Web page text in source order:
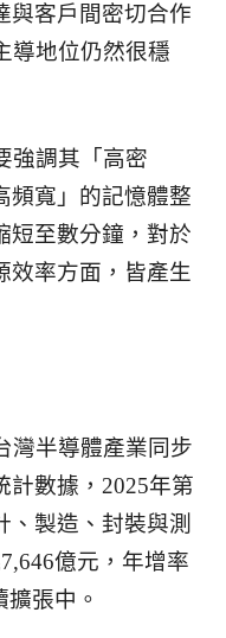
與客戶間密切合作
導地位仍然很穩
強調其「高密
頻寬」的記憶體整
短至數分鐘，對於
效率方面，皆產生
灣半導體產業同步
計數據，2025年第
、製造、封裝與測
億元，年增率
張中。